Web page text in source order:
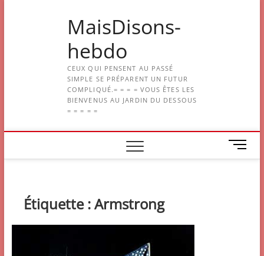
MaisDisons-
hebdo
CEUX QUI PENSENT AU PASSÉ
SIMPLE SE PRÉPARENT UN FUTUR
COMPLIQUÉ.= = = = VOUS ÊTES LES
BIENVENUS AU JARDIN DU DESSOUS
= = = = =
M
e
Étiquette :Armstrong